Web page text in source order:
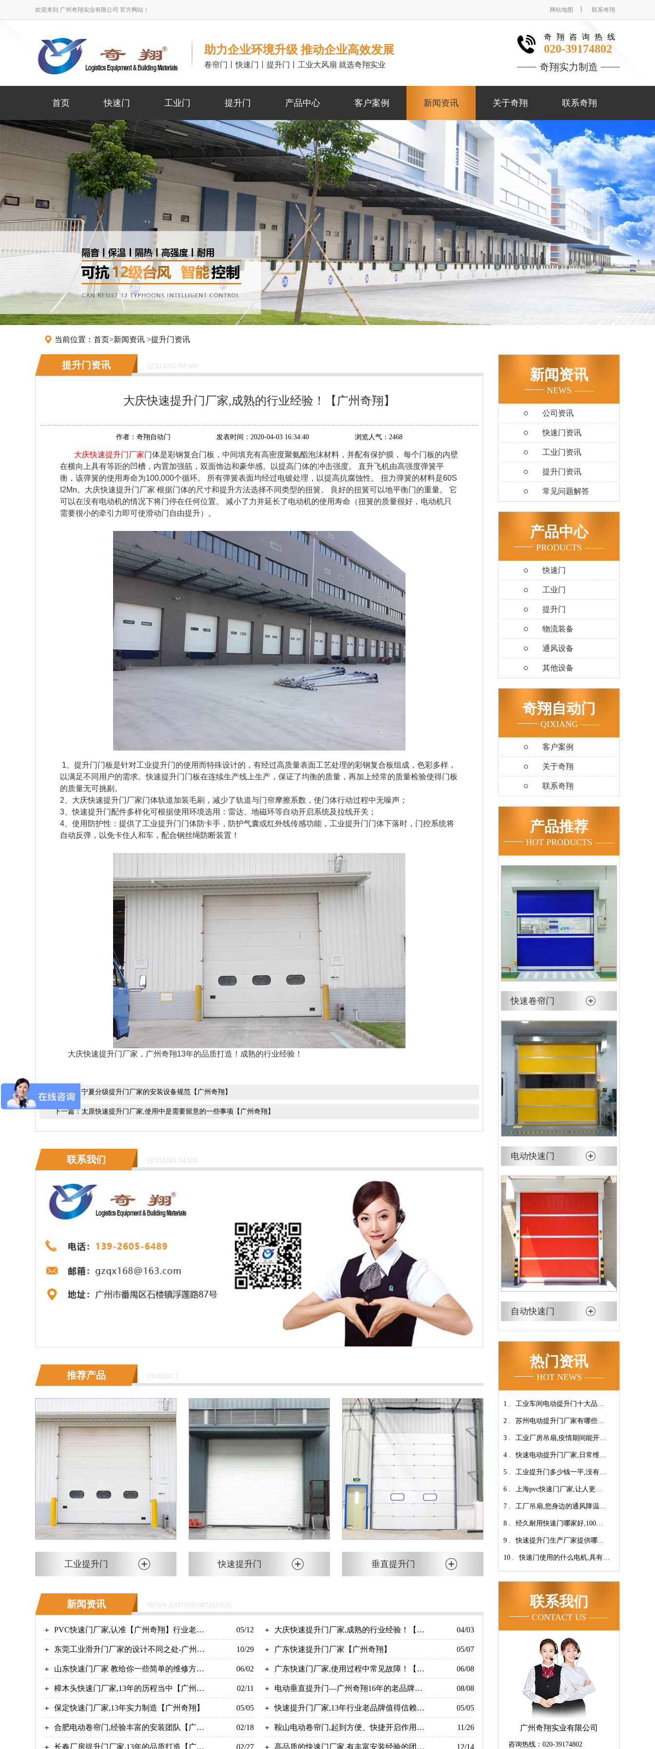
欢迎来到 广州奇翔实业有限公司 官方网站！ 网站地图 联系奇翔
助力企业环境升级 推动企业高效发展
卷帘门丨快速门丨提升门丨工业大风扇 就选奇翔实业
奇翔咨询热线
020-39174802
奇翔实力制造
首页 快速门 工业门 提升门 产品中心 客户案例 新闻资讯 关于奇翔 联系奇翔
当前位置： 首页>新闻资讯 >提升门资讯
提升门资讯 QIXIANG NEWS
大庆快速提升门厂家,成熟的行业经验！【广州奇翔】
作者： 奇翔自动门 发表时间： 2020-04-03 16:34:40 浏览人气： 2468
大庆快速提升门厂家门体是彩钢复合门板，中间填充有高密度聚氨酯泡沫材料，并配有保护膜， 每个门板的内壁
在横向上具有等距的凹槽，内置加强筋，双面饰边和豪华感。以提高门体的冲击强度。 直升飞机由高强度弹簧平
衡，该弹簧的使用寿命为100,000个循环。 所有弹簧表面均经过电镀处理，以提高抗腐蚀性。 扭力弹簧的材料是60S
I2Mn。 大庆快速提升门厂家 根据门体的尺寸和提升方法选择不同类型的扭簧。 良好的扭簧可以地平衡门的重量。 它
可以在没有电动机的情况下将门停在任何位置。 减小了力并延长了电动机的使用寿命（扭簧的质量很好，电动机只
需要很小的牵引力即可使滑动门自由提升）。
1、提升门门板是针对工业提升门的使用而特殊设计的，有经过高质量表面工艺处理的彩钢复合板组成，色彩多样，
以满足不同用户的需求。快速提升门门板在连续生产线上生产，保证了均衡的质量，再加上经常的质量检验使得门板
的质量无可挑剔。
2、 大庆快速提升门厂家门体轨道加装毛刷，减少了轨道与门帘摩擦系数，使门体行动过程中无噪声；
3、快速提升门配件多样化可根据使用环境选用：雷达、地磁环等自动开启系统及拉线开关；
4、使用防护性：提供了工业提升门门体防卡手，防护气囊或红外线传感功能，工业提升门门体下落时，门控系统将
自动反弹，以免卡住人和车，配合钢丝绳防断装置！
大庆快速提升门厂家，广州奇翔13年的品质打造！成熟的行业经验！
上一篇： 宁夏分级提升门厂家的安装设备规范【广州奇翔】
下一篇： 太原快速提升门厂家,使用中是需要留意的一些事项【广州奇翔】
联系我们 QIXIANG NEWS
推荐产品 PRODUCT
工业提升门 快速提升门 垂直提升门
新闻资讯 NEWS AND INFORMATION
PVC快速门厂家,认准【广州奇翔】行业老品
牌！
05/12 大庆快速提升门厂家,成熟的行业经验！【广
州奇翔】
04/03
东莞工业滑升门厂家的设计不同之处-广州奇
翔
10/29 广东快速提升门厂家【广州奇翔】 05/07
山东快速门厂家 教给你一些简单的维修方法
广州奇翔
06/02 广东快速门厂家,使用过程中常见故障！【广
州奇翔】
06/08
樟木头快速门厂家,13年的历程当中【广州奇
翔】
02/11 电动垂直提升门—广州奇翔16年的老品牌厂
家
08/08
保定快速门厂家,13年实力制造【广州奇翔】 05/05 快速提升门厂家,13年行业老品牌值得信赖！
【广州奇翔】
05/05
合肥电动卷帘门,经验丰富的安装团队【广州
奇翔】
02/18 鞍山电动卷帘门,起到方便、快捷开启作用
【广州奇翔】
11/26
长春厂房提升门厂家,13年的品质打造【广州 02/27 高品质的快速门厂家,有丰富安装经验的团队 12/14
新闻资讯
NEWS
公司资讯
快速门资讯
工业门资讯
提升门资讯
常见问题解答
产品中心
PRODUCTS
快速门
工业门
提升门
物流装备
通风设备
其他设备
奇翔自动门
QIXIANG
客户案例
关于奇翔
联系奇翔
产品推荐
HOT PRODUCTS
快速卷帘门
电动快速门
自动快速门
热门资讯
HOT NEWS
1 . 工业车间电动提升门十大品牌
【广州奇翔】
2 . 苏州电动提升门厂家有哪些优
势特点呢？-广州奇翔
3 . 工业厂房吊扇,疫情期间能开空
调吗?【广州奇翔】
4 . 快速电动提升门厂家,日常维保
小技巧！【广州奇翔】
5 . 工业提升门多少钱一平,没有中
间商差价放心选购【广州奇
翔】
6 . 上海pvc快速门厂家,让人更安
心-广州奇翔
7 . 工厂吊扇,您身边的通风降温专
家！【广州奇翔】
8 . 经久耐用快速门哪家好,100万
次连续开启设计【广州奇翔】
9 . 快速提升门生产厂家提供哪些
服务呢-广州奇翔
10 . 快速门使用的什么电机,具有快
联系我们
CONTACT US
广州奇翔实业有限公司
咨询热线：020-39174802